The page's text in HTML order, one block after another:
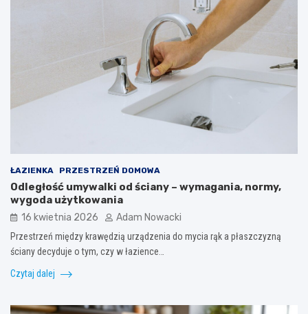
ŁAZIENKA PRZESTRZEŃ DOMOWA
Odległość umywalki od ściany – wymagania, normy,
wygoda użytkowania
16 kwietnia 2026 Adam Nowacki
Przestrzeń między krawędzią urządzenia do mycia rąk a płaszczyzną
ściany decyduje o tym, czy w łazience…
Czytaj dalej